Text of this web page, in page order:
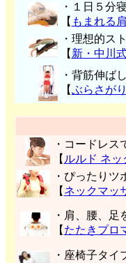
・１日５分
【 もまれる
・理想的ス
【 新・中川
・背筋伸ば
【ぶらさが
・コードレス
【 ルルド ネ
・ぴったりツ
【 ネックマッ
・肩、腰、足
【 たたきプロ
・座椅子タイ